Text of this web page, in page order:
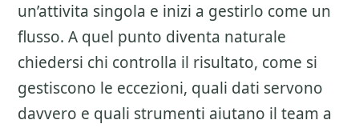
un’attivita singola e inizi a gestirlo come un
flusso. A quel punto diventa naturale
chiedersi chi controlla il risultato, come si
gestiscono le eccezioni, quali dati servono
davvero e quali strumenti aiutano il team a